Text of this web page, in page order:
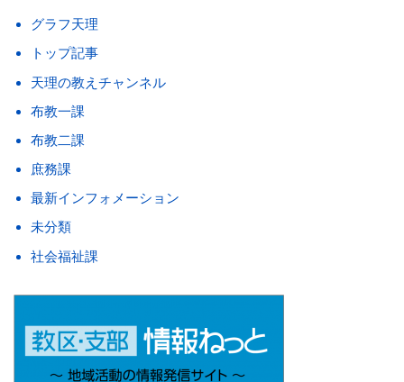
グラフ天理
トップ記事
天理の教えチャンネル
布教一課
布教二課
庶務課
最新インフォメーション
未分類
社会福祉課